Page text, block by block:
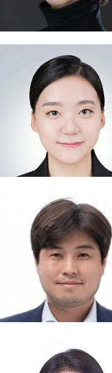
-1605초 전 > [속보]'채상병 순
-1471초 전 >[속보]종합특검, '
-25937초 전 >"낮 기온 소폭
-25901초 전 >[속보]이 대통령
-25864초 전 >
[단독]중수청
-23835초 전 >낮 최고 37도 찜
-22141초 전 >
SK하이닉스,
-18997초 전 >
여자배구 이재
-18250초 전 >외국인 심판 성
-17984초 전 >[속보]코스닥,
[속보]코스피,
-17917초 전 >[속보]원·달러
-17806초 전 >[속보] 노원서
-14896초 전 > [속보]종합특검
-13769초 전 >외신들도 주목
-13740초 전 > 11시간 압수수
-12762초 전 >[속보]규제합리
병태 후임
-9120초 전 > [속보]국힘 윤리
[속보]'채상병 순
-1471초 전 >[속보]종합특검, '